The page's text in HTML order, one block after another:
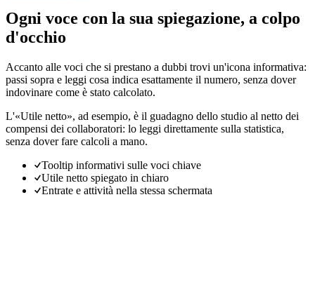
Ogni voce con la sua spiegazione, a colpo
d'occhio
Accanto alle voci che si prestano a dubbi trovi un'icona informativa:
passi sopra e leggi cosa indica esattamente il numero, senza dover
indovinare come è stato calcolato.
L'«Utile netto», ad esempio, è il guadagno dello studio al netto dei
compensi dei collaboratori: lo leggi direttamente sulla statistica,
senza dover fare calcoli a mano.
Tooltip informativi sulle voci chiave
Utile netto spiegato in chiaro
Entrate e attività nella stessa schermata